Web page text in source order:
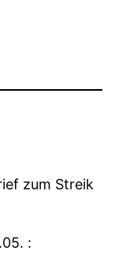
zum Streik
: